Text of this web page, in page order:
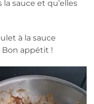
sauce et qu’elles
à la sauce
appétit !